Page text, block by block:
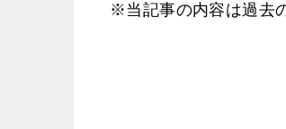
※当記事の内容は過去